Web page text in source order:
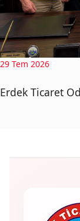
29 Tem 2026
Erdek Ticaret